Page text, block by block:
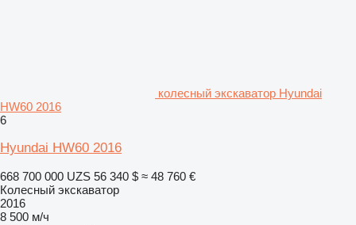
колесный экскаватор Hyundai
HW60 2016
6
Hyundai HW60 2016
668 700 000 UZS 56 340 $ ≈ 48 760 €
Колесный экскаватор
2016
8 500 м/ч